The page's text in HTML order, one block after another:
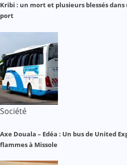
Kribi : un mort et plusieurs blessés
port
Société
Axe Douala – Edéa : Un bus de United
flammes à Missole